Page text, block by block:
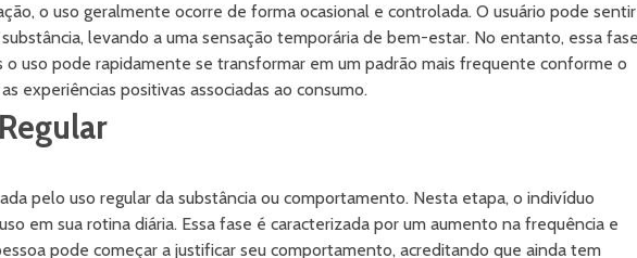
o uso geralmente ocorre de forma ocasional e controlada. O usuário pode sentir
levando a uma sensação temporária de bem-estar. No entanto, essa
o uso pode rapidamente se transformar em um padrão mais frequente conforme o
experiências positivas associadas ao consumo.
pelo uso regular da substância ou comportamento. Nesta etapa, o indivíduo
em sua rotina diária. Essa fase é caracterizada por um aumento na frequência e
pode começar a justificar seu comportamento, acreditando que ainda tem